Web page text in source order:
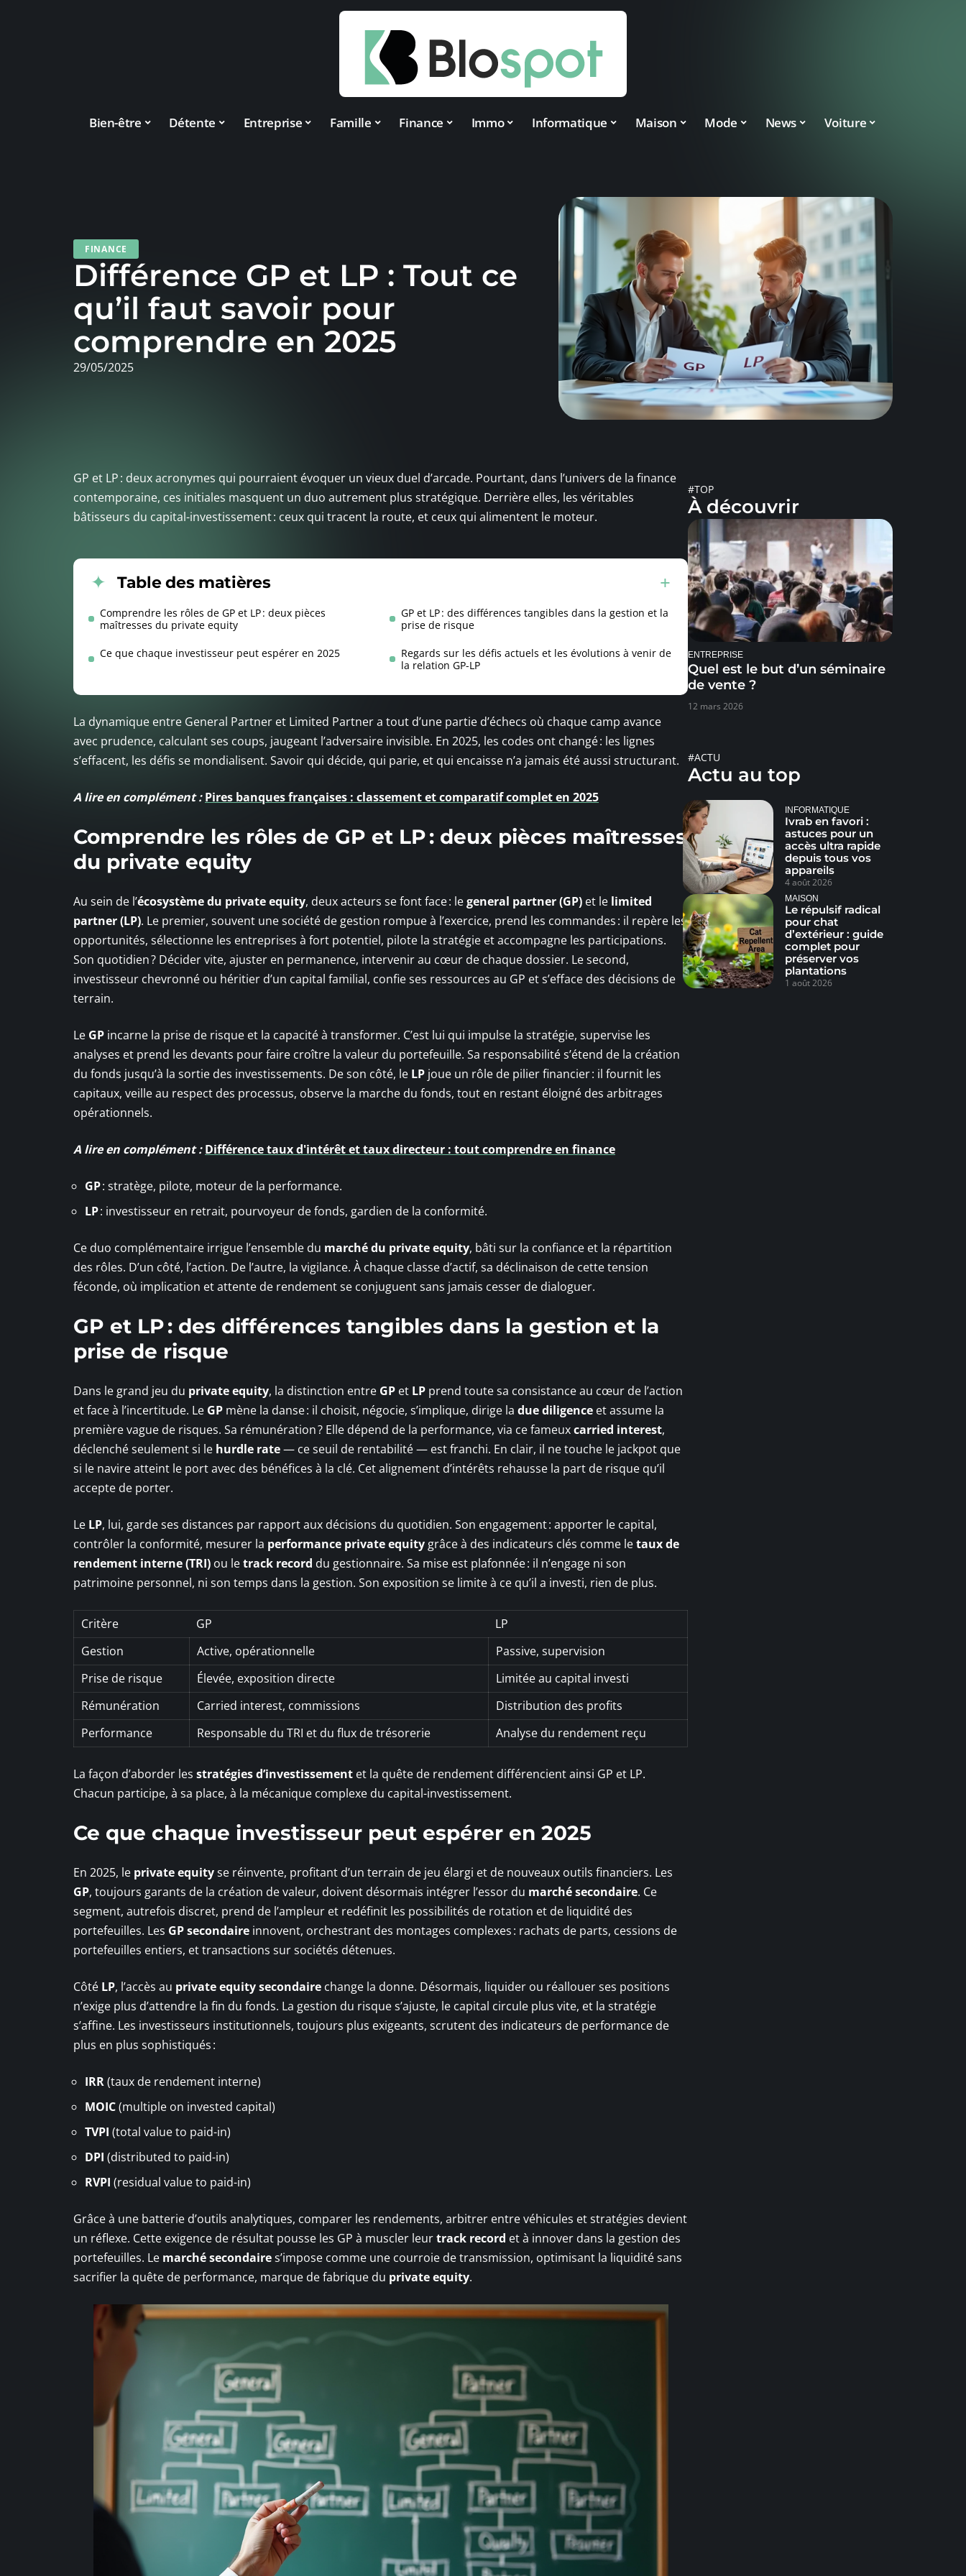
Bien-être Détente Entreprise Famille Finance Immo Informatique Maison Mode News Voiture
FINANCE
Différence GP et LP : Tout ce
qu’il faut savoir pour
comprendre en 2025
29/05/2025
GP et LP : deux acronymes qui pourraient évoquer un vieux duel d’arcade. Pourtant, dans l’univers de la finance
contemporaine, ces initiales masquent un duo autrement plus stratégique. Derrière elles, les véritables
bâtisseurs du capital-investissement : ceux qui tracent la route, et ceux qui alimentent le moteur.
Table des matières
Comprendre les rôles de GP et LP : deux pièces
maîtresses du private equity
GP et LP : des différences tangibles dans la gestion et la
prise de risque
Ce que chaque investisseur peut espérer en 2025
Regards sur les défis actuels et les évolutions à venir de
la relation GP-LP
La dynamique entre General Partner et Limited Partner a tout d’une partie d’échecs où chaque camp avance
avec prudence, calculant ses coups, jaugeant l’adversaire invisible. En 2025, les codes ont changé : les lignes
s’effacent, les défis se mondialisent. Savoir qui décide, qui parie, et qui encaisse n’a jamais été aussi structurant.
A lire en complément : Pires banques françaises : classement et comparatif complet en 2025
Comprendre les rôles de GP et LP : deux pièces maîtresses
du private equity
Au sein de l’écosystème du private equity, deux acteurs se font face : legeneral partner (GP) et le limited
partner (LP). Le premier, souvent une société de gestion rompue à l’exercice, prend les commandes : il repère les
opportunités, sélectionne les entreprises à fort potentiel, pilote la stratégie et accompagne les participations.
Son quotidien ? Décider vite, ajuster en permanence, intervenir au cœur de chaque dossier. Le second,
investisseur chevronné ou héritier d’un capital familial, confie ses ressources au GP et s’efface des décisions de
terrain.
Le GP incarne la prise de risque et la capacité à transformer. C’est lui qui impulse la stratégie, supervise les
analyses et prend les devants pour faire croître la valeur du portefeuille. Sa responsabilité s’étend de la création
du fonds jusqu’à la sortie des investissements. De son côté, le LP joue un rôle de pilier financier : il fournit les
capitaux, veille au respect des processus, observe la marche du fonds, tout en restant éloigné des arbitrages
opérationnels.
A lire en complément : Différence taux d'intérêt et taux directeur : tout comprendre en finance
GP: stratège, pilote, moteur de la performance.
LP: investisseur en retrait, pourvoyeur de fonds, gardien de la conformité.
Ce duo complémentaire irrigue l’ensemble du marché du private equity, bâti sur la confiance et la répartition
des rôles. D’un côté, l’action. De l’autre, la vigilance. À chaque classe d’actif, sa déclinaison de cette tension
féconde, où implication et attente de rendement se conjuguent sans jamais cesser de dialoguer.
GP et LP : des différences tangibles dans la gestion et la
prise de risque
Dans le grand jeu du private equity, la distinction entre GP et LP prend toute sa consistance au cœur de l’action
et face à l’incertitude. Le GP mène la danse : il choisit, négocie, s’implique, dirige la due diligence et assume la
première vague de risques. Sa rémunération ? Elle dépend de la performance, via ce fameuxcarried interest,
déclenché seulement si le hurdle rate— ce seuil de rentabilité — est franchi. En clair, il ne touche le jackpot que
si le navire atteint le port avec des bénéfices à la clé. Cet alignement d’intérêts rehausse la part de risque qu’il
accepte de porter.
Le LP, lui, garde ses distances par rapport aux décisions du quotidien. Son engagement : apporter le capital,
contrôler la conformité, mesurer la performance private equity grâce à des indicateurs clés comme letaux de
rendement interne (TRI) ou letrack record du gestionnaire. Sa mise est plafonnée : il n’engage ni son
patrimoine personnel, ni son temps dans la gestion. Son exposition se limite à ce qu’il a investi, rien de plus.
Critère GP
LP
Gestion
Active, opérationnelle
Passive, supervision
Prise de risque
Élevée, exposition directe
Limitée au capital investi
Rémunération
Carried interest, commissions
Distribution des profits
Performance
Responsable du TRI et du flux de trésorerie Analyse du rendement reçu
La façon d’aborder les stratégies d’investissement et la quête de rendement différencient ainsi GP et LP.
Chacun participe, à sa place, à la mécanique complexe du capital-investissement.
Ce que chaque investisseur peut espérer en 2025
En 2025, le private equityse réinvente, profitant d’un terrain de jeu élargi et de nouveaux outils financiers. Les
GP, toujours garants de la création de valeur, doivent désormais intégrer l’essor du marché secondaire. Ce
segment, autrefois discret, prend de l’ampleur et redéfinit les possibilités de rotation et de liquidité des
portefeuilles. Les GP secondaire innovent, orchestrant des montages complexes : rachats de parts, cessions de
portefeuilles entiers, et transactions sur sociétés détenues.
Côté LP, l’accès au private equity secondaire change la donne. Désormais, liquider ou réallouer ses positions
n’exige plus d’attendre la fin du fonds. La gestion du risque s’ajuste, le capital circule plus vite, et la stratégie
s’affine. Les investisseurs institutionnels, toujours plus exigeants, scrutent des indicateurs de performance de
plus en plus sophistiqués :
IRR(taux de rendement interne)
MOIC(multiple on invested capital)
TVPI (total value to paid-in)
DPI (distributed to paid-in)
RVPI (residual value to paid-in)
Grâce à une batterie d’outils analytiques, comparer les rendements, arbitrer entre véhicules et stratégies devient
un réflexe. Cette exigence de résultat pousse les GP à muscler leurtrack record et à innover dans la gestion des
portefeuilles. Le marché secondaires’impose comme une courroie de transmission, optimisant la liquidité sans
sacrifier la quête de performance, marque de fabrique du private equity.
#TOP
À découvrir
ENTREPRISE
Quel est le but d’un séminaire
de vente ?
12 mars 2026
#ACTU
Actu au top
INFORMATIQUE
Ivrab en favori :
astuces pour un
accès ultra rapide
depuis tous vos
appareils
4 août 2026
MAISON
Le répulsif radical
pour chat
d’extérieur : guide
complet pour
préserver vos
plantations
1 août 2026